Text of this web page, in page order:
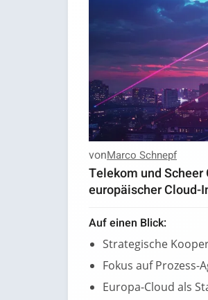
vonMarco Schnepf
Telekom und
europäischer Cloud-
Auf einen Blick:
Strategische
Fokus auf Prozess-
Europa-Cloud als